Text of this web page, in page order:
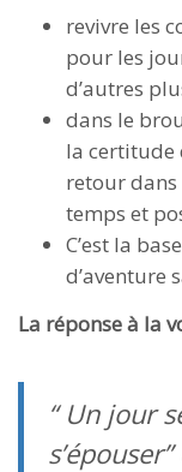
revivre les
pour les
d’autres
dans le
la certitude
retour dans
temps et
C’est la
d’aventure
La réponse à la
“Un jour
s’épouser”